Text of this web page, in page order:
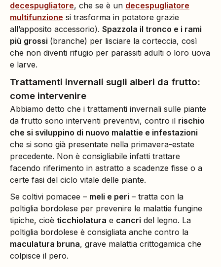
decespugliatore, che se è un decespugliatore
multifunzione si trasforma in potatore grazie
all’apposito accessorio). Spazzola il tronco e i rami
più grossi (branche) per lisciare la corteccia, così
che non diventi rifugio per parassiti adulti o loro uova
e larve.
Trattamenti invernali sugli alberi da frutto:
come intervenire
Abbiamo detto che i trattamenti invernali sulle piante
da frutto sono interventi preventivi, contro il rischio
che si sviluppino di nuovo malattie e infestazioni
che si sono già presentate nella primavera-estate
precedente. Non è consigliabile infatti trattare
facendo riferimento in astratto a scadenze fisse o a
certe fasi del ciclo vitale delle piante.
Se coltivi pomacee – meli e peri – tratta con la
poltiglia bordolese per prevenire le malattie fungine
tipiche, cioè ticchiolatura e cancri del legno. La
poltiglia bordolese è consigliata anche contro la
maculatura bruna, grave malattia crittogamica che
colpisce il pero.